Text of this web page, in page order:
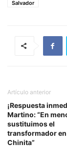
Salvador
Artículo anterior
¡Respuesta
Martino: “En
sustituimos el
transformador
Chinita”